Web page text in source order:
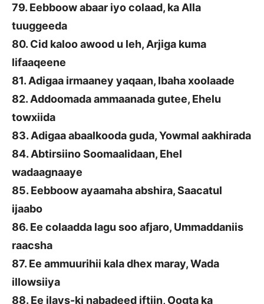
79. Eebboow abaar iyo colaad, ka Alla
tuuggeeda
80. Cid kaloo awood u leh, Arjiga kuma
lifaaqeene
81. Adigaa irmaaney yaqaan, Ibaha xoolaade
82. Addoomada ammaanada gutee, Ehelu
towxiida
83. Adigaa abaalkooda guda, Yowmal aakhirada
84. Abtirsiino Soomaalidaan, Ehel
wadaagnaaye
85. Eebboow ayaamaha abshira, Saacatul
ijaabo
86. Ee colaadda lagu soo afjaro, Ummaddaniis
raacsha
87. Ee ammuurihii kala dhex maray, Wada
illowsiiya
88. Ee ilays-ki nabadeed iftiin, Oogta ka